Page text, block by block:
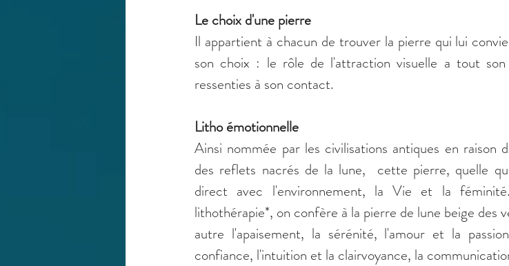
Le choix d'une pierre
Il appartient à chacun de trouver la pierre qui lui
son choix : le rôle de l'attraction visuelle a tout
ressenties à son contact.
Litho émotionnelle
Ainsi nommée par les civilisations antiques en raison
des reflets nacrés de la lune,  cette pierre, quelle
direct avec l'environnement, la Vie et la
lithothérapie*, on confère à la pierre de lune beige des
autre l'apaisement, la sérénité, l'amour et la
confiance, l'intuition et la clairvoyance, la